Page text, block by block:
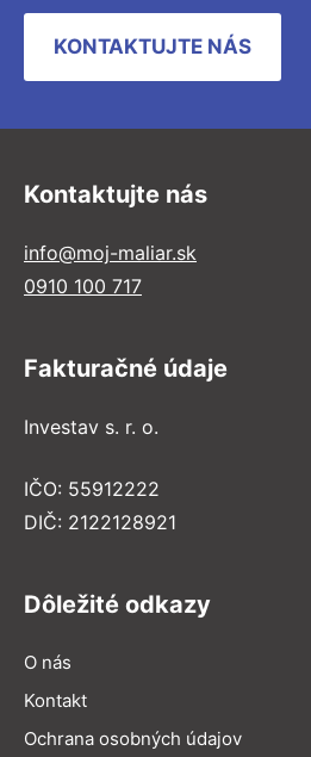
KONTAKTUJTE NÁS
Kontaktujte nás
info@moj-maliar.sk
0910 100 717
Fakturačné údaje
Investav s. r. o.
IČO: 55912222
DIČ: 2122128921
Dôležité odkazy
O nás
Kontakt
Ochrana osobných údajov